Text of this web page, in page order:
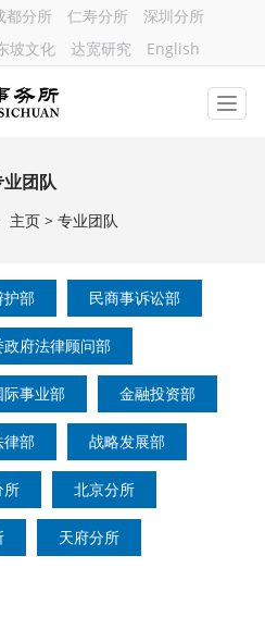
都分所 仁寿分所
深圳分所
坡文化 达宽研究 English
业团队
主页> 专业团队
护部 民商事诉讼部
政府法律顾问部
际事业部 金融投资部
律部 战略发展部
所 北京分所
天府分所